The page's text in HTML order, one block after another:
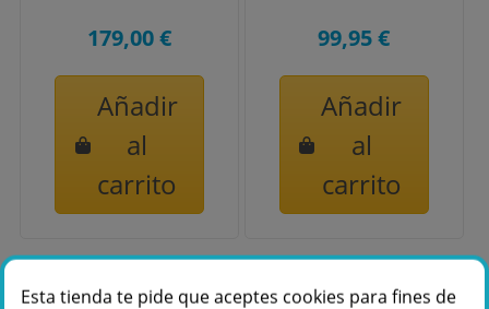
179,00 €
Añadir
al
carrito
99,95 €
Añadir
al
carrito
Esta tienda te pide que aceptes cookies para fines de